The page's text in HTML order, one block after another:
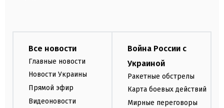
Все новости
Главные новости
Новости Украины
Прямой эфир
Видеоновости
Война России с
Украиной
Ракетные обстрелы
Карта боевых действий
Мирные переговоры